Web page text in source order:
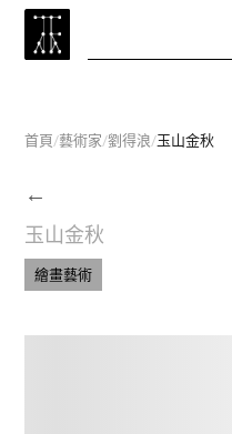
首頁/藝術家/劉得浪/玉山金秋
←
玉山金秋
繪畫藝術